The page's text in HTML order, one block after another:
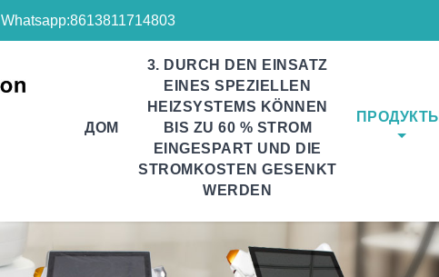
Whatsapp:8613811714803
ДОМ
3. DURCH DEN EINSATZ
EINES SPEZIELLEN
HEIZSYSTEMS KÖNNEN
BIS ZU 60 % STROM
EINGESPART UND DIE
STROMKOSTEN GESENKT
WERDEN
ПРОДУКТЫ